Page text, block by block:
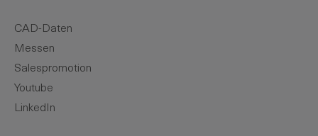
CAD-Daten
Messen
Salespromotion
Youtube
LinkedIn